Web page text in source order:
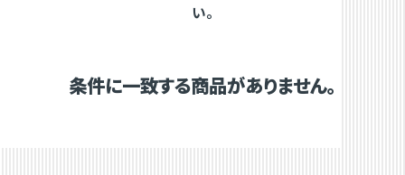
い。
条件に一致する商品がありません。